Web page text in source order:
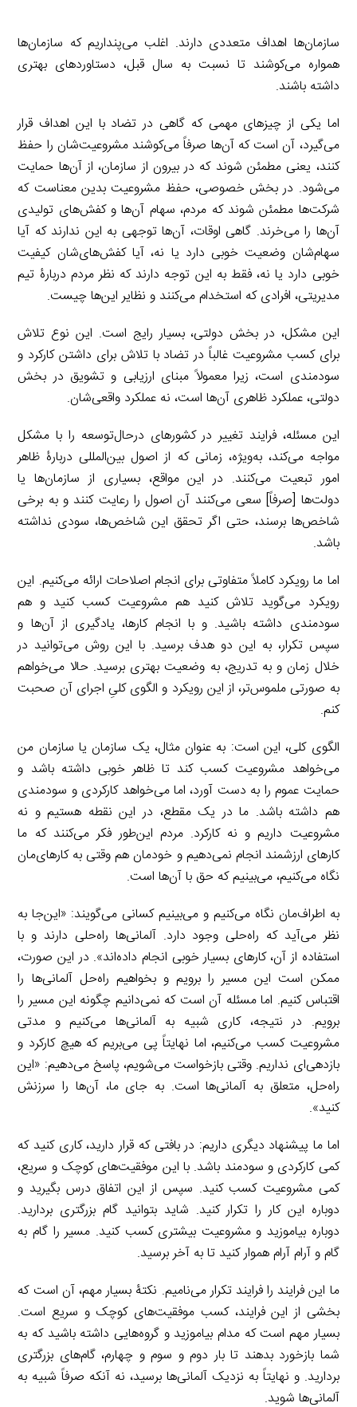
n
k
I
n
a
n
t
سازمان‌ها اهداف متعددی دارند. اغلب می‌پنداریم که سازمان‌ها
همواره می‌کوشند تا نسبت به سال قبل، دستاوردهای بهتری
داشته باشند.
اما یکی از چیزهای مهمی که گاهی در تضاد با این اهداف قرار
می‌گیرد، آن است که آن‌ها صرفاً می‌کوشند مشروعیت‌شان را حفظ
کنند، یعنی مطمئن شوند که در بیرون از سازمان، از آن‌ها حمایت
می‌شود. در بخش خصوصی، حفظ مشروعیت بدین معناست که
شرکت‌ها مطمئن شوند که مردم، سهام آن‌ها و کفش‌های تولیدی
آن‌ها را می‌خرند. گاهی اوقات، آن‌ها توجهی به این ندارند که آیا
سهام‌شان وضعیت خوبی دارد یا نه، آیا کفش‌های‌شان کیفیت
خوبی دارد یا نه، فقط به این توجه دارند که نظر مردم دربارۀ تیم
مدیریتی، افرادی که استخدام می‌کنند و نظایر این‌ها چیست.
این مشکل، در بخش دولتی، بسیار رایج است. این نوع تلاش
برای کسب مشروعیت غالباً در تضاد با تلاش برای داشتن کارکرد و
سودمندی است، زیرا معمولاً مبنای ارزیابی و تشویق در بخش
دولتی، عملکرد ظاهری آن‌ها است، نه عملکرد واقعی‌شان.
این مسئله، فرایند تغییر در کشورهای درحال‌توسعه را با مشکل
مواجه می‌کند، به‌ویژه، زمانی که از اصول بین‌المللی دربارۀ ظاهر
امور تبعیت می‌کنند. در این مواقع، بسیاری از سازمان‌ها یا
دولت‌ها [صرفاً] سعی می‌کنند آن اصول را رعایت کنند و به برخی
شاخص‌ها برسند، حتی اگر تحقق این شاخص‌ها، سودی نداشته
باشد.
اما ما رویکرد کاملاً متفاوتی برای انجام اصلاحات ارائه می‌کنیم. این
رویکرد می‌گوید تلاش کنید هم مشروعیت کسب کنید و هم
سودمندی داشته باشید. و با انجام کارها، یادگیری از آن‌ها و
سپس تکرار، به این دو هدف برسید. با این روش می‌توانید در
خلال زمان و به تدریج، به وضعیت بهتری برسید. حالا می‌خواهم
به صورتی ملموس‌تر، از این رویکرد و الگوی کلیِ اجرای آن صحبت
کنم.
الگوی کلی، این است: به عنوان مثال، یک سازمان یا سازمان من
می‌خواهد مشروعیت کسب کند تا ظاهر خوبی داشته باشد و
حمایت عموم را به دست آورد، اما می‌خواهد کارکردی و سودمندی
هم داشته باشد. ما در یک مقطع، در این نقطه هستیم و نه
مشروعیت داریم و نه کارکرد. مردم این‌طور فکر می‌کنند که ما
کارهای ارزشمند انجام نمی‌دهیم و خودمان هم وقتی به کارهای‌مان
نگاه می‌کنیم، می‌بینیم که حق با آن‌ها است.
به اطراف‌مان نگاه می‌کنیم و می‌بینیم کسانی می‌گویند: «این‌جا به
نظر می‌آید که راه‌حلی وجود دارد. آلمانی‌ها راه‌حلی دارند و با
استفاده از آن، کارهای بسیار خوبی انجام داده‌اند». در این صورت،
ممکن است این مسیر را برویم و بخواهیم راه‌حل آلمانی‌ها را
اقتباس کنیم. اما مسئله آن است که نمی‌دانیم چگونه این مسیر را
برویم. در نتیجه، کاری شبیه به آلمانی‌ها می‌کنیم و مدتی
مشروعیت کسب می‌کنیم، اما نهایتاً پی می‌بریم که هیچ کارکرد و
بازدهی‌ای نداریم. وقتی بازخواست می‌شویم، پاسخ می‌دهیم: «این
راه‌حل، متعلق به آلمانی‌ها است. به جای ما، آن‌ها را سرزنش
کنید».
اما ما پیشنهاد دیگری داریم: در بافتی که قرار دارید، کاری کنید که
کمی کارکردی و سودمند باشد. با این موفقیت‌های کوچک و سریع،
کمی مشروعیت کسب کنید. سپس از این اتفاق درس بگیرید و
دوباره این کار را تکرار کنید. شاید بتوانید گام بزرگتری بردارید.
دوباره بیاموزید و مشروعیت بیشتری کسب کنید. مسیر را گام به
گام و آرام آرام هموار کنید تا به آخر برسید.
ما این فرایند را فرایند تکرار می‌نامیم. نکتۀ بسیار مهم، آن است که
بخشی از این فرایند، کسب موفقیت‌های کوچک و سریع است.
بسیار مهم است که مدام بیاموزید و گروه‌هایی داشته باشید که به
شما بازخورد بدهند تا بار دوم و سوم و چهارم، گام‌های بزرگتری
بردارید. و نهایتاً به نزدیک آلمانی‌ها برسید، نه آنکه صرفاً شبیه به
آلمانی‌ها شوید.